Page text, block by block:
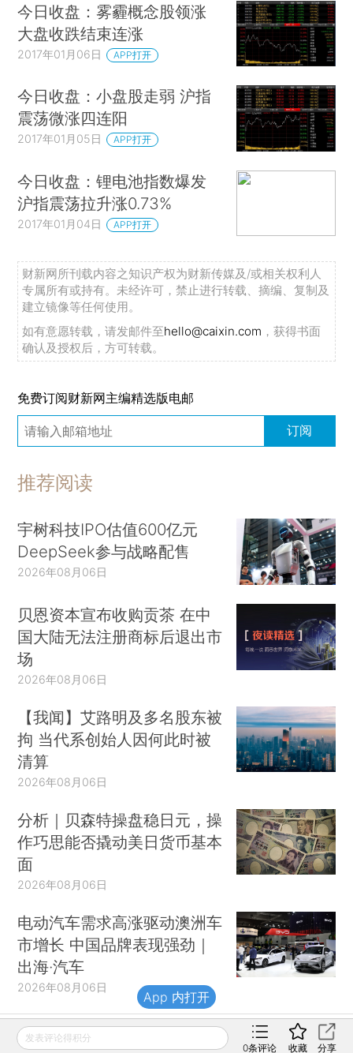
今日收盘：雾霾概念股领涨
大盘收跌结束连涨
2017年01月06日 APP打开
今日收盘：小盘股走弱 沪指
震荡微涨四连阳
2017年01月05日 APP打开
今日收盘：锂电池指数爆发
沪指震荡拉升涨0.73%
2017年01月04日 APP打开
财新网所刊载内容之知识产权为财新传媒及/或相关权利人
专属所有或持有。未经许可，禁止进行转载、摘编、复制及
建立镜像等任何使用。
如有意愿转载，请发邮件至hello@caixin.com ，获得书面
确认及授权后，方可转载。
免费订阅财新网主编精选版电邮
订阅
推荐阅读
宇树科技IPO估值600亿元
DeepSeek参与战略配售
2026年08月06日
贝恩资本宣布收购贡茶 在中
国大陆无法注册商标后退出市
场
2026年08月06日
【我闻】艾路明及多名股东被
拘 当代系创始人因何此时被
清算
2026年08月06日
分析｜贝森特操盘稳日元，操
作巧思能否撬动美日货币基本
面
2026年08月06日
电动汽车需求高涨驱动澳洲车
市增长 中国品牌表现强劲｜
出海·汽车
2026年08月06日
发表评论得积分
0条评论 收藏 分享
App 内打开